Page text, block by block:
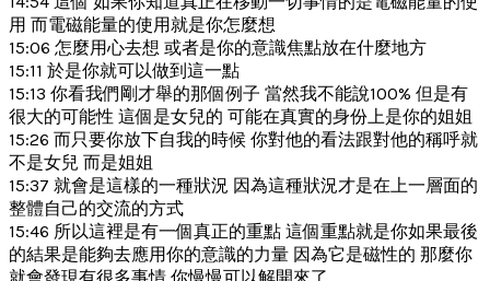
用 而電磁能量的使用就是你怎麼想
15:06 怎麼用心去想 或者是你的意識焦點放在什麼地方
15:11 於是你就可以做到這一點
15:13 你看我們剛才舉的那個例子 當然我不能說100% 但是有
很大的可能性 這個是女兒的 可能在真實的身份上是你的姐姐
15:26 而只要你放下自我的時候 你對他的看法跟對他的稱呼就
不是女兒 而是姐姐
15:37 就會是這樣的一種狀況 因為這種狀況才是在上一層面的
整體自己的交流的方式
15:46 所以這裡是有一個真正的重點 這個重點就是你如果最後
的結果是能夠去應用你的意識的力量 因為它是磁性的 那麼你